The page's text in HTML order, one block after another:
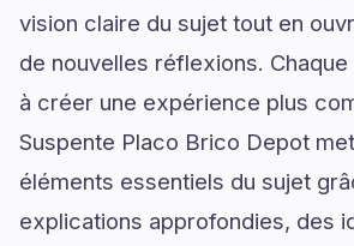
vision claire du sujet tout en
de nouvelles réflexions.
à créer une expérience plus
Suspente Placo Brico Depot
éléments essentiels du sujet
explications approfondies, des